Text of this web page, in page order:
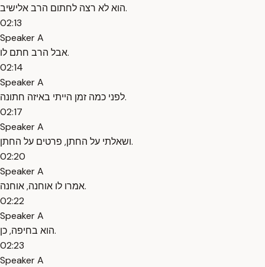
הוא לא רצה לחתום הרב אלישיב.
02:13
Speaker A
אבל הרב חתם לו.
02:14
Speaker A
לפני כמה זמן הייתי באיזה חתונה.
02:17
Speaker A
ושאלתי על החתן, פרטים על החתן.
02:20
Speaker A
אמרו לו אוחנה, אוחנה.
02:22
Speaker A
הוא בחיפה, כן.
02:23
Speaker A